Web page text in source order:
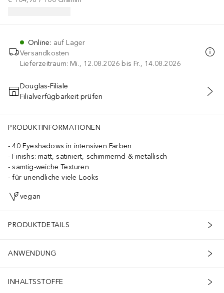
Online: auf Lager
Versandkosten
Lieferzeitraum: Mi., 12.08.2026 bis Fr., 14.08.2026
IN DEN WARENKORB
Douglas-Filiale
Filialverfügbarkeit prüfen
PRODUKTINFORMATIONEN
40 Eyeshadows in intensiven Farben
Finishs: matt, satiniert, schimmernd & metallisch
samtig-weiche Texturen
für unendliche viele Looks
vegan
PRODUKTDETAILS
ANWENDUNG
INHALTSSTOFFE